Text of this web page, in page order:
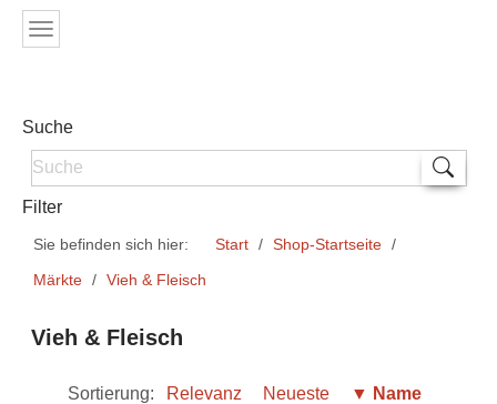
Suche
Filter
Sie befinden sich hier: Start
Shop-Startseite
Märkte
Vieh & Fleisch
Vieh & Fleisch
Sortierung: Relevanz Neueste ▼ Name